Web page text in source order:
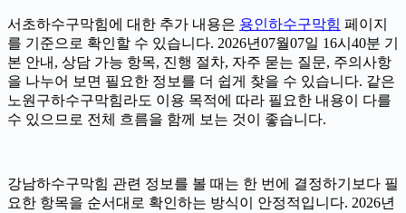
서초하수구막힘에 대한 추가 내용은 용인하수구막힘 페이지
를 기준으로 확인할 수 있습니다. 2026년07월07일 16시40분 기
본 안내, 상담 가능 항목, 진행 절차, 자주 묻는 질문, 주의사항
을 나누어 보면 필요한 정보를 더 쉽게 찾을 수 있습니다. 같은
노원구하수구막힘라도 이용 목적에 따라 필요한 내용이 다를
수 있으므로 전체 흐름을 함께 보는 것이 좋습니다.
강남하수구막힘 관련 정보를 볼 때는 한 번에 결정하기보다 필
요한 항목을 순서대로 확인하는 방식이 안정적입니다. 2026년